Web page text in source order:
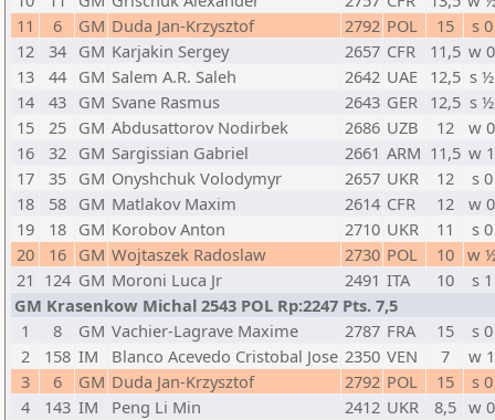
11
6 GM Duda Jan-Krzysztof 2792 POL 15
s 0
12
34 GM Karjakin Sergey 2657 CFR 11,5 w 0
13
44 GM Salem A.R. Saleh 2642 UAE 12,5 s ½
14
43 GM Svane Rasmus 2643 GER 12,5 s ½
15
25 GM Abdusattorov Nodirbek 2686 UZB 12
w 0
16
32 GM Sargissian Gabriel 2661 ARM 11,5 w 1
17
35 GM Onyshchuk Volodymyr 2657 UKR 12
s 0
18
58 GM Matlakov Maxim 2614 CFR 12
w 0
19
18 GM Korobov Anton 2710 UKR 11
s 0
20
16 GM Wojtaszek Radoslaw 2730 POL 10 w
21 124 GM Moroni Luca Jr 2491 ITA 10
s 1
GM Krasenkow Michal 2543 POL Rp:2247 Pts. 7,5
1
8 GM Vachier-Lagrave Maxime 2787 FRA 15
s 0
2
158 IM Blanco Acevedo Cristobal Jose 2350 VEN 7
w 1
3
6 GM Duda Jan-Krzysztof 2792 POL 15
s 0
4
143 IM Peng Li Min 2412 UKR 8,5 w 0